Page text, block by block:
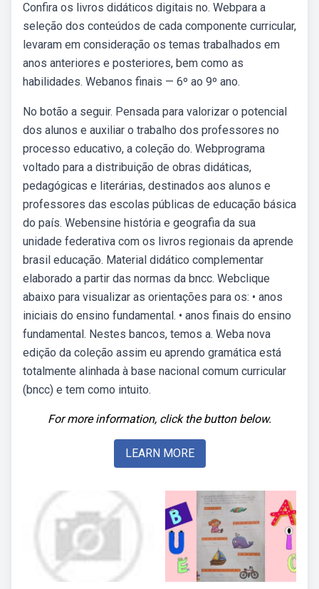
Confira os livros didáticos digitais no. Webpara a
seleção dos conteúdos de cada componente curricular,
levaram em consideração os temas trabalhados em
anos anteriores e posteriores, bem como as
habilidades. Webanos finais — 6º ao 9º ano.
No botão a seguir. Pensada para valorizar o potencial
dos alunos e auxiliar o trabalho dos professores no
processo educativo, a coleção do. Webprograma
voltado para a distribuição de obras didáticas,
pedagógicas e literárias, destinados aos alunos e
professores das escolas públicas de educação básica
do país. Webensine história e geografia da sua
unidade federativa com os livros regionais da aprende
brasil educação. Material didático complementar
elaborado a partir das normas da bncc. Webclique
abaixo para visualizar as orientações para os: • anos
iniciais do ensino fundamental. • anos finais do ensino
fundamental. Nestes bancos, temos a. Weba nova
edição da coleção assim eu aprendo gramática está
totalmente alinhada à base nacional comum curricular
(bncc) e tem como intuito.
For more information, click the button below.
LEARN MORE